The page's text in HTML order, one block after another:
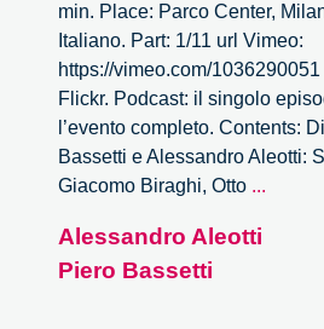
min. Place: Parco Center,
Italiano. Part: 1/11 url Vimeo:
https://vimeo.com/
Flickr. Podcast: il singolo
l’evento completo. Contents:
Bassetti e Alessandro Aleotti:
Giacomo Biraghi, Otto ...
Alessandro Aleotti
Piero Bassetti